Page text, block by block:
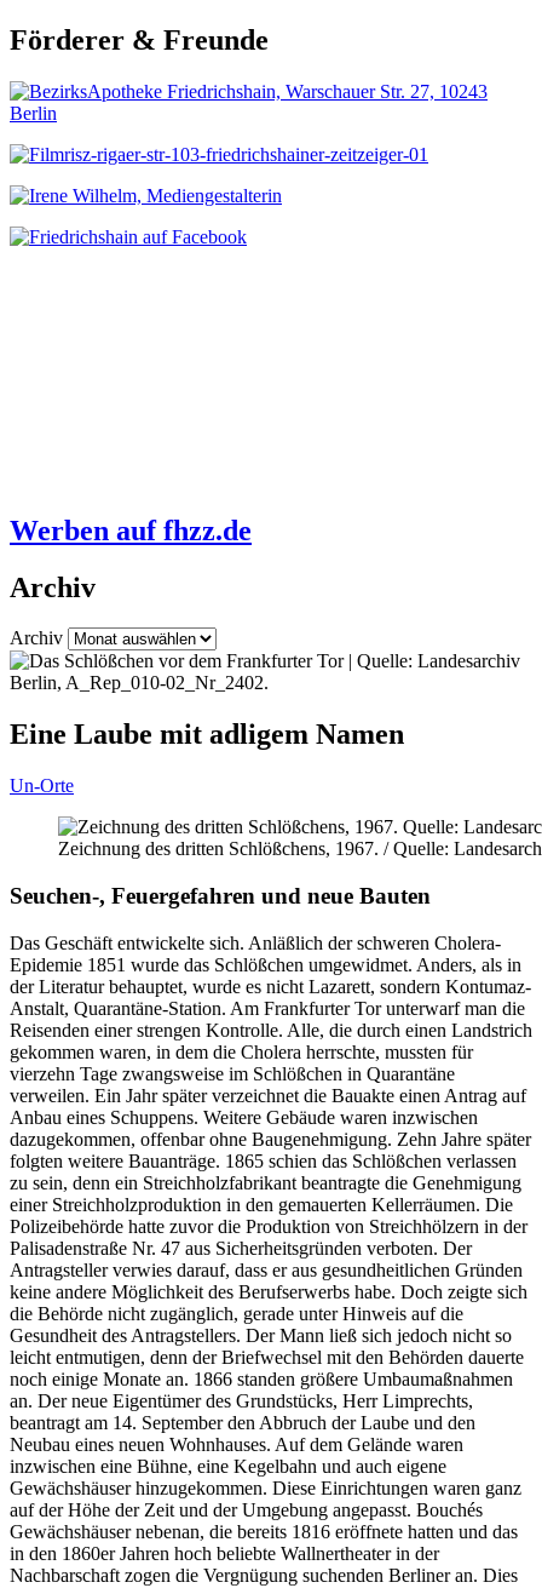
Förderer & Freunde
Werben auf fhzz.de
Archiv
Archiv
Eine Laube mit adligem Namen
Un-Orte
Zeichnung des dritten Schlößchens, 1967. / Quelle:
Seuchen-, Feuergefahren und neue Bauten
Das Geschäft entwickelte sich. Anläßlich der schweren Cholera-
Epidemie 1851 wurde das Schlößchen umgewidmet. Anders, als in
der Literatur behauptet, wurde es nicht Lazarett, sondern Kontumaz-
Anstalt, Quarantäne-Station. Am Frankfurter Tor unterwarf man die
Reisenden einer strengen Kontrolle. Alle, die durch einen Landstrich
gekommen waren, in dem die Cholera herrschte, mussten für
vierzehn Tage zwangsweise im Schlößchen in Quarantäne
verweilen. Ein Jahr später verzeichnet die Bauakte einen Antrag auf
Anbau eines Schuppens. Weitere Gebäude waren inzwischen
dazugekommen, offenbar ohne Baugenehmigung. Zehn Jahre später
folgten weitere Bauanträge. 1865 schien das Schlößchen verlassen
zu sein, denn ein Streichholzfabrikant beantragte die Genehmigung
einer Streichholzproduktion in den gemauerten Kellerräumen. Die
Polizeibehörde hatte zuvor die Produktion von Streichhölzern in der
Palisadenstraße Nr. 47 aus Sicherheitsgründen verboten. Der
Antragsteller verwies darauf, dass er aus gesundheitlichen Gründen
keine andere Möglichkeit des Berufserwerbs habe. Doch zeigte sich
die Behörde nicht zugänglich, gerade unter Hinweis auf die
Gesundheit des Antragstellers. Der Mann ließ sich jedoch nicht so
leicht entmutigen, denn der Briefwechsel mit den Behörden dauerte
noch einige Monate an. 1866 standen größere Umbaumaßnahmen
an. Der neue Eigentümer des Grundstücks, Herr Limprechts,
beantragt am 14. September den Abbruch der Laube und den
Neubau eines neuen Wohnhauses. Auf dem Gelände waren
inzwischen eine Bühne, eine Kegelbahn und auch eigene
Gewächshäuser hinzugekommen. Diese Einrichtungen waren ganz
auf der Höhe der Zeit und der Umgebung angepasst. Bouchés
Gewächshäuser nebenan, die bereits 1816 eröffnete hatten und das
in den 1860er Jahren hoch beliebte Wallnertheater in der
Nachbarschaft zogen die Vergnügung suchenden Berliner an. Dies